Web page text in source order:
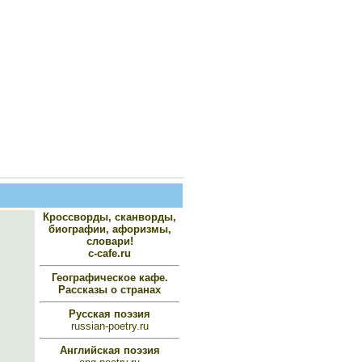
Кроссворды, сканворды,
биографии, афоризмы,
словари!
c-cafe.ru
Географическое кафе.
Рассказы о странах
Русская поэзия
russian-poetry.ru
Английская поэзия